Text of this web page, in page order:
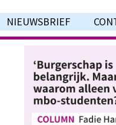
NIEUWSBRIEF